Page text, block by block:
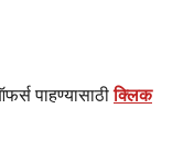
पाहण्यासाठीक्लिक